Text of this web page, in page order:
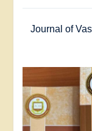
Journal of